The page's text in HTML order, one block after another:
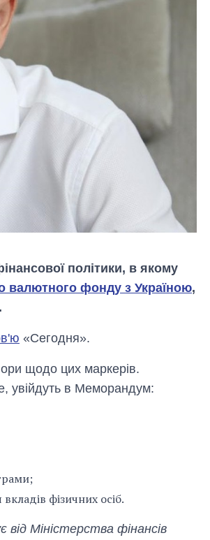
політики, в якому
валютного фонду з Україною,
«Сегодня».
щодо цих маркерів.
увійдуть в Меморандум:
фізичних осіб.
Міністерства фінансів